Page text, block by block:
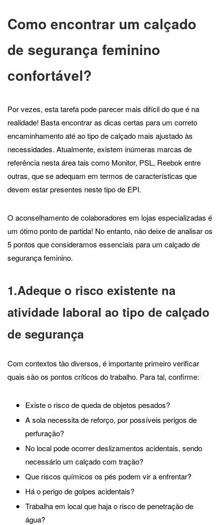
Como encontrar um calçado
de segurança feminino
confortável?
Por vezes, esta tarefa pode parecer mais difícil do que é na
realidade! Basta encontrar as dicas certas para um correto
encaminhamento até ao tipo de calçado mais ajustado às
necessidades. Atualmente, existem inúmeras marcas de
referência nesta área tais como Monitor, PSL, Reebok entre
outras, que se adequam em termos de características que
devem estar presentes neste tipo de EPI.
O aconselhamento de colaboradores em lojas especializadas é
um ótimo ponto de partida! No entanto, não deixe de analisar os
5 pontos que consideramos essenciais para um calçado de
segurança feminino.
1.Adeque o risco existente na
atividade laboral ao tipo de calçado
de segurança
Com contextos tão diversos, é importante primeiro verificar
quais são os pontos críticos do trabalho. Para tal, confirme:
Existe o risco de queda de objetos pesados?
A sola necessita de reforço, por possíveis perigos de
perfuração?
No local pode ocorrer deslizamentos acidentais, sendo
necessário um calçado com tração?
Que riscos químicos os pés podem vir a enfrentar?
Há o perigo de golpes acidentais?
Trabalha em local que haja o risco de penetração de
água?